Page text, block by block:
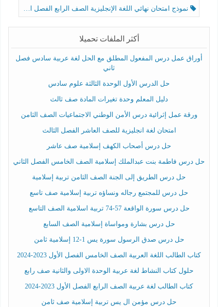
نموذج امتحان نهائي اللغة الإنجليزية الصف الرابع الفصل الثالث
أكثر الملفات تحميلا
أوراق عمل درس المفعول المطلق مع الحل لغة عربية سادس فصل
ثاني
حل الدرس الأول الوحدة الثالثة علوم سادس
دليل المعلم وحدة تغيرات المادة صف ثالث
ورقة عمل إثرائية درس الأمن الوطني الاجتماعيات الصف الثامن
امتحان لغة انجليزية للصف العاشر الفصل الثالث
حل درس أصحاب الكهف إسلامية صف عاشر
حل درس فاطمة بنت عبدالملك إسلامية الصف الخامس الفصل الثاني
حل درس الطريق إلى الجنة الصف الثامن تربية إسلامية
حل درس للمجتمع رجاله ونساؤه تربية إسلامية صف تاسع
حل درس سورة الواقعة 57-74 تربية اسلامية الصف التاسع
حل درس بشارة ومواساة إسلامية الصف السابع
حل درس صدق الرسول سورة يس 1-12 إسلامية ثامن
كتاب الطالب اللغة العربية الصف الخامس الفصل الأول 2023-2024
حلول كتاب النشاط لغة عربية الوحدة الاولى والثانية صف رابع
كتاب الطالب لغة عربية الصف الرابع الفصل الأول 2023-2024
حل درس مؤمن ال يس تربية إسلامية صف ثامن